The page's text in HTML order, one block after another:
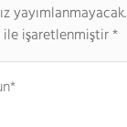
yayımlanmayacak.
ile işaretlenmiştir*